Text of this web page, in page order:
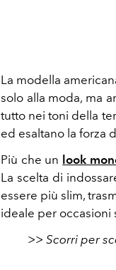
La modella
solo alla moda, ma
tutto nei toni della
ed esaltano la forza
Più che un look
La scelta di
essere più slim,
ideale per occasioni
>> Scorri per